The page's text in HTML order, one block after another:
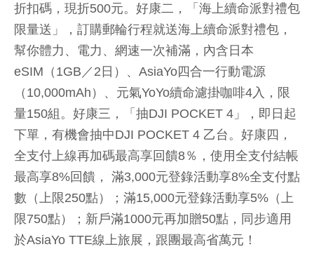
折扣碼，現折500元。好康二，「海上續命派對禮包
限量送」，訂購郵輪行程就送海上續命派對禮包，
幫你體力、電力、網速一次補滿，內含日本
eSIM（1GB／2日）、AsiaYo四合一行動電源
（10,000mAh）、元氣YoYo續命濾掛咖啡4入，限
量150組。好康三，「抽DJI POCKET 4」，即日起
下單，有機會抽中DJI POCKET 4 乙台。好康四，
全支付上線再加碼最高享回饋8％，使用全支付結帳
最高享8%回饋， 滿3,000元登錄活動享8%全支付點
數（上限250點）；滿15,000元登錄活動享5%（上
限750點）；新戶滿1000元再加贈50點，同步適用
於AsiaYo TTE線上旅展，跟團最高省萬元！